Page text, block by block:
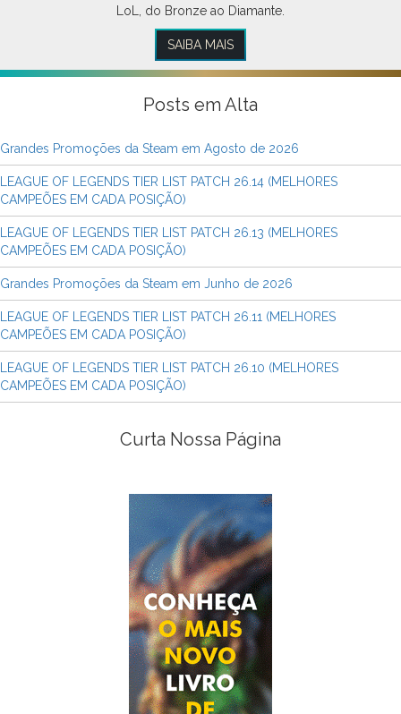
LoL, do Bronze ao Diamante.
SAIBA MAIS
Posts em Alta
Grandes Promoções da Steam em Agosto de 2026
LEAGUE OF LEGENDS TIER LIST PATCH 26.14 (MELHORES
CAMPEÕES EM CADA POSIÇÃO)
LEAGUE OF LEGENDS TIER LIST PATCH 26.13 (MELHORES
CAMPEÕES EM CADA POSIÇÃO)
Grandes Promoções da Steam em Junho de 2026
LEAGUE OF LEGENDS TIER LIST PATCH 26.11 (MELHORES
CAMPEÕES EM CADA POSIÇÃO)
LEAGUE OF LEGENDS TIER LIST PATCH 26.10 (MELHORES
CAMPEÕES EM CADA POSIÇÃO)
Curta Nossa Página